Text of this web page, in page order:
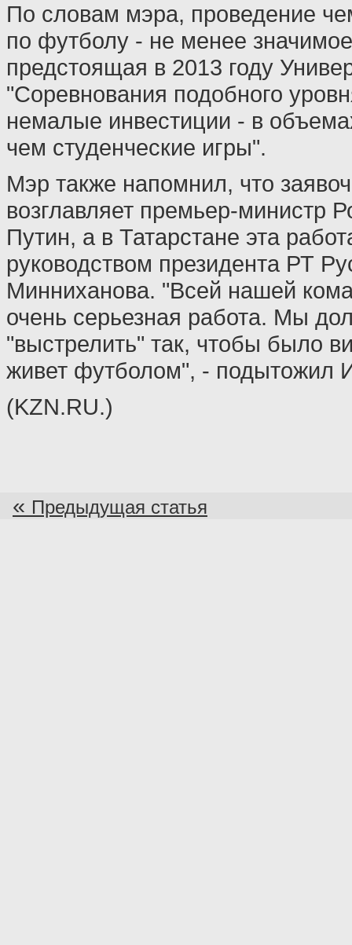
По словам мэра, проведение
по футболу - не менее
предстоящая в 2013 году
"Соревнования подобного
немалые инвестиции - в
чем студенческие игры".
Мэр также напомнил, что
возглавляет премьер-министр
Путин, а в Татарстане эта
руководством президента РТ
Минниханова. "Всей нашей
очень серьезная работа. Мы
"выстрелить" так, чтобы было
живет футболом", - подытожил
(KZN.RU.)
« Предыдущая статья